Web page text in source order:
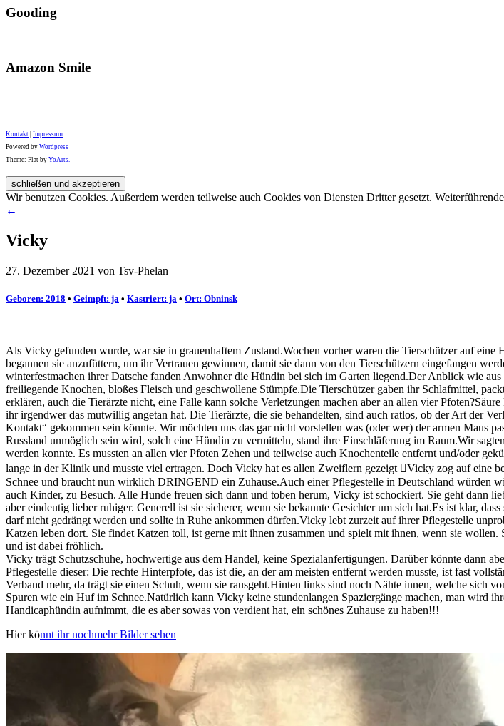
Gooding
Amazon Smile
Kontakt Impressum
Powered by Wordpress
Theme: Flat by YoArts.
Wir benutzen Cookies. Außerdem werden teilweise auch Cookies von Diensten Dritter gesetzt.
←
Vicky
27. Dezember 2021 von Tsv-Phelan
Geboren: 2018 • Geimpft: ja • Kastriert: ja • Ort: Obninsk
Als Vicky gefunden wurde, war sie in grauenhaftem Zustand.Wochen vorher waren die Tierschützer auf
begannen sie anzufüttern, um ihr Vertrauen gewinnen, damit sie dann von den Tierschützern eingefangen
winterfestmachen ihrer Datsche fanden Anwohner die Hündin bei sich im Garten liegend.Der Anblick wie
freiliegende Knochen, bloßes Fleisch und geschwollene Stümpfe.Die Tierschützer gaben ihr Schlafmittel,
erklären, auch die Tierärzte nicht, eine Falle kann solche Verletzungen machen aber an allen vier
ihr irgendwer das mutwillig angetan hat. Die Tierärzte, die sie behandelten, sind auch ratlos, ob der Art der
Kontakt“ gekommen sein könnte. Wir möchten uns das gar nicht vorstellen was (oder wer) der armen Maus
Russland unmöglich sein wird, solch eine Hündin zu vermitteln, stand ihre Einschläferung im Raum.Wir
werden konnte. Es mussten an allen vier Pfoten Zehen und teilweise auch Knochenteile entfernt und/oder
lange in der Klinik und musste viel ertragen. Doch Vicky hat es allen Zweiflern gezeigt Vicky zog auf eine
Schnee und braucht nun wirklich DRINGEND ein Zuhause.Auch einer Pflegestelle in Deutschland würden
auch Kinder, zu Besuch. Alle Hunde freuen sich dann und toben herum, Vicky ist schockiert. Sie geht dann
aber eindeutig lieber ruhiger. Generell ist sie sicherer, wenn sie bekannte Gesichter um sich hat.Es ist klar,
darf nicht gedrängt werden und sollte in Ruhe ankommen dürfen.Vicky lebt zurzeit auf ihrer Pflegestelle
Katzen leben dort. Sie findet Katzen toll, ist gerne mit ihnen zusammen und spielt mit ihnen, wenn sie
und ist dabei fröhlich.
Vicky trägt Schutzschuhe, hochwertige aus dem Handel, keine Spezialanfertigungen. Darüber könnte dann
Pflegestelle dieser: Die rechte Hinterpfote, das ist die, an der am meisten entfernt werden musste, ist fast
Verband mehr, da trägt sie einen Schuh, wenn sie rausgeht.Hinten links sind noch Nähte innen, welche sich
Spuren wie ein Huf im Schnee.Natürlich kann Vicky keine stundenlangen Spaziergänge machen, man wird
Handicaphündin aufnimmt, die es aber sowas von verdient hat, ein schönes Zuhause zu haben!!!
Hier könnt ihr nochmehr Bilder sehen